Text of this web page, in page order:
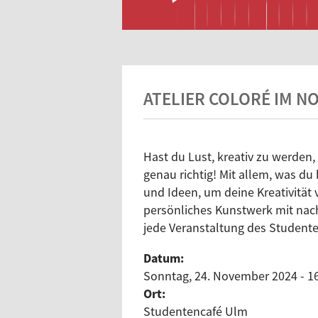
ATELIER COLORÉ IM
Hast du Lust, kreativ zu
genau richtig! Mit allem, was
und Ideen, um deine
persönliches Kunstwerk mit
jede Veranstaltung des
Datum:
Sonntag, 24. November 2024 -
Ort:
Studentencafé Ulm